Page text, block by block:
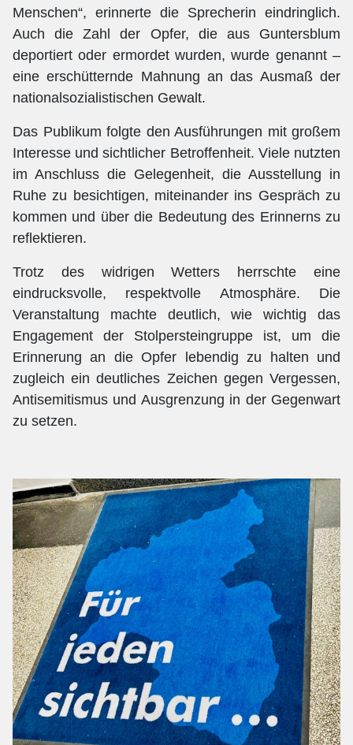
Menschen“, erinnerte die Sprecherin eindringlich.
Auch die Zahl der Opfer, die aus Guntersblum
deportiert oder ermordet wurden, wurde genannt –
eine erschütternde Mahnung an das Ausmaß der
nationalsozialistischen Gewalt.
Das Publikum folgte den Ausführungen mit großem
Interesse und sichtlicher Betroffenheit. Viele nutzten
im Anschluss die Gelegenheit, die Ausstellung in
Ruhe zu besichtigen, miteinander ins Gespräch zu
kommen und über die Bedeutung des Erinnerns zu
reflektieren.
Trotz des widrigen Wetters herrschte eine
eindrucksvolle, respektvolle Atmosphäre. Die
Veranstaltung machte deutlich, wie wichtig das
Engagement der Stolpersteingruppe ist, um die
Erinnerung an die Opfer lebendig zu halten und
zugleich ein deutliches Zeichen gegen Vergessen,
Antisemitismus und Ausgrenzung in der Gegenwart
zu setzen.